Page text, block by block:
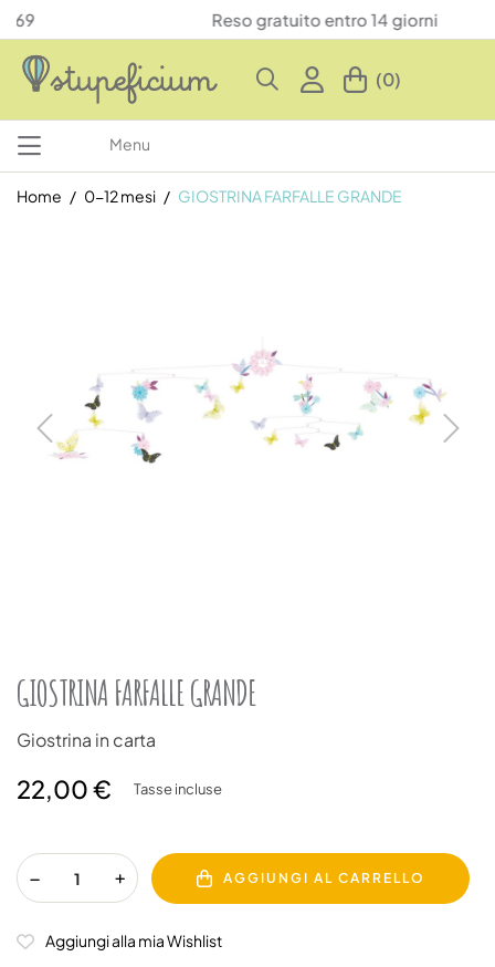
Reso gratuito entro 14 giorni
(0)
Menu
Home 0-12 mesi GIOSTRINA FARFALLE GRANDE
GIOSTRINA FARFALLE GRANDE
Giostrina in carta
22,00 € Tasse incluse
AGGIUNGI AL CARRELLO
Aggiungi alla mia Wishlist